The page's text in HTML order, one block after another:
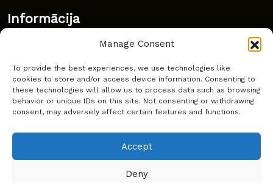
Manage Consent
To provide the best experiences, we use technologies like
cookies to store and/or access device information. Consenting to
these technologies will allow us to process data such as browsing
behavior or unique IDs on this site. Not consenting or withdrawing
consent, may adversely affect certain features and functions.
Accept
Deny
Informācija
Bieži uzdoti jautājumi
Kur pirkt?
Sīkdatņu politika